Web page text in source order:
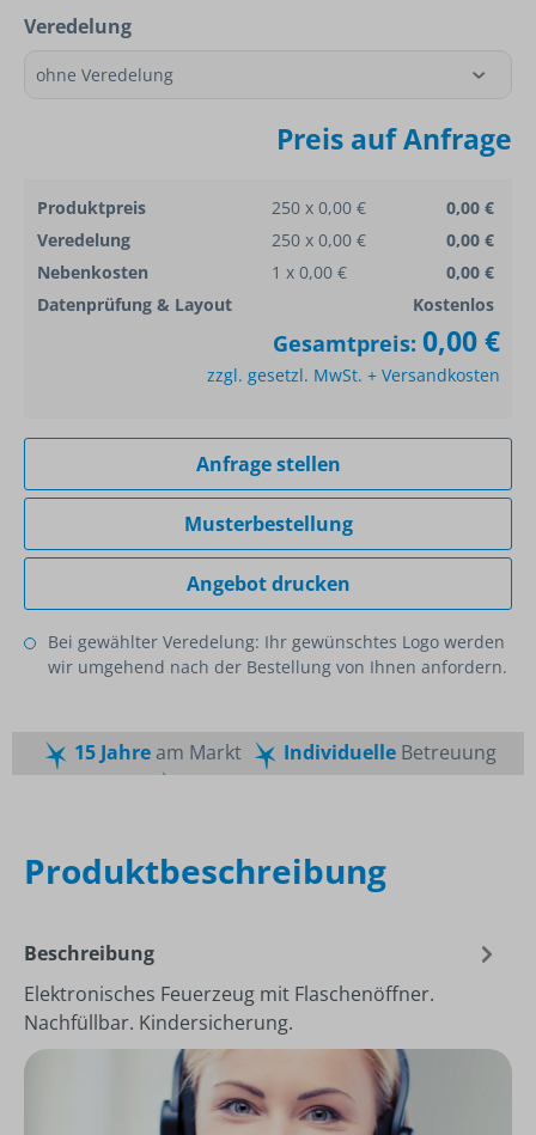
Veredelung
Preis auf Anfrage
Produktpreis 250 x 0,00 €
0,00 €
Veredelung
250 x 0,00 €
0,00 €
Nebenkosten
1 x 0,00 €
0,00 €
Datenprüfung & Layout
Kostenlos
Gesamtpreis: 0,00 €
zzgl. gesetzl. MwSt. + Versandkosten
Anfrage stellen
Musterbestellung
Angebot drucken
Bei gewählter Veredelung: Ihr gewünschtes Logo werden
wir umgehend nach der Bestellung von Ihnen anfordern.
15 Jahream Markt IndividuelleBetreuung
Produktbeschreibung
Beschreibung
Elektronisches Feuerzeug mit Flaschenöffner.
Nachfüllbar. Kindersicherung.